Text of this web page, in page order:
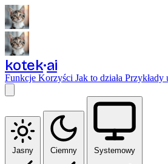
kotek ai
Funkcje Korzyści Jak to działa Przykłady
Jasny Ciemny Systemowy